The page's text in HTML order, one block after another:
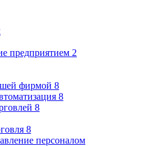
предприятием 2
фирмой 8
8
8
8
персоналом